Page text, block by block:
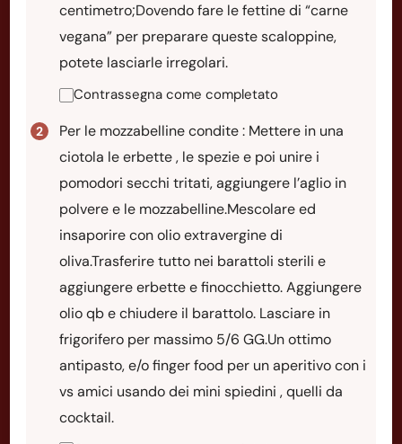
centimetro;Dovendo fare le fettine di “carne
vegana” per preparare queste scaloppine,
potete lasciarle irregolari.
Contrassegna come completato
Per le mozzabelline condite : Mettere in una
ciotola le erbette , le spezie e poi unire i
pomodori secchi tritati, aggiungere l’aglio in
polvere e le mozzabelline.Mescolare ed
insaporire con olio extravergine di
oliva.Trasferire tutto nei barattoli sterili e
aggiungere erbette e finocchietto. Aggiungere
olio qb e chiudere il barattolo. Lasciare in
frigorifero per massimo 5/6 GG.Un ottimo
antipasto, e/o finger food per un aperitivo con i
vs amici usando dei mini spiedini , quelli da
cocktail.